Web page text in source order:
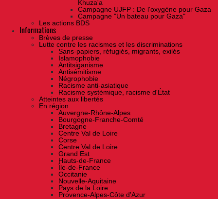
Khuza'a
Campagne UJFP : De l'oxygène pour Gaza
Campagne "Un bateau pour Gaza"
Les actions BDS
Informations
Brèves de presse
Lutte contre les racismes et les discriminations
Sans-papiers, réfugiés, migrants, exilés
Islamophobie
Antitsiganisme
Antisémitisme
Négrophobie
Racisme anti-asiatique
Racisme systémique, racisme d'État
Atteintes aux libertés
En région
Auvergne-Rhône-Alpes
Bourgogne-Franche-Comté
Bretagne
Centre Val de Loire
Corse
Centre Val de Loire
Grand Est
Hauts-de-France
Île-de-France
Occitanie
Nouvelle-Aquitaine
Pays de la Loire
Provence-Alpes-Côte d'Azur